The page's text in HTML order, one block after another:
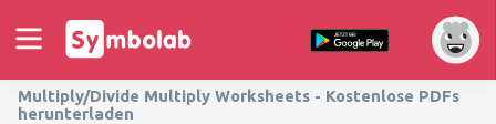
Multiply/Divide Multiply Worksheets - Kostenlose PDFs
herunterladen